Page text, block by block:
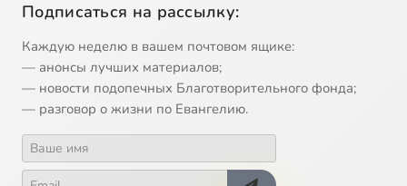
Подписаться на рассылку:
Каждую неделю в вашем почтовом ящике:
— анонсы лучших материалов;
— новости подопечных Благотворительного фонда;
— разговор о жизни по Евангелию.